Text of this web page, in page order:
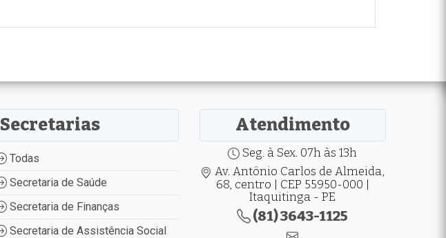
Secretarias
Todas
Secretaria de Saúde
Secretaria de Finanças
Secretaria de Assistência Social
Atendimento
Seg. à Sex. 07h às 13h
Av. Antônio Carlos de Almeida,
68, centro | CEP 55950-000 |
Itaquitinga - PE
(81) 3643-1125